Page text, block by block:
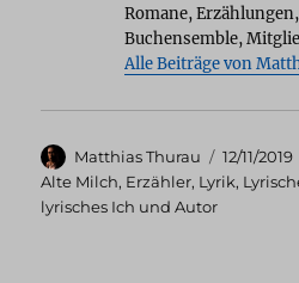
Romane,
Buchensemble,
Alle Beiträge von
Autor
Matthias Thurau
am
12/11/2019
Alte Milch, Erzähler, Lyrik,
lyrisches Ich und Autor